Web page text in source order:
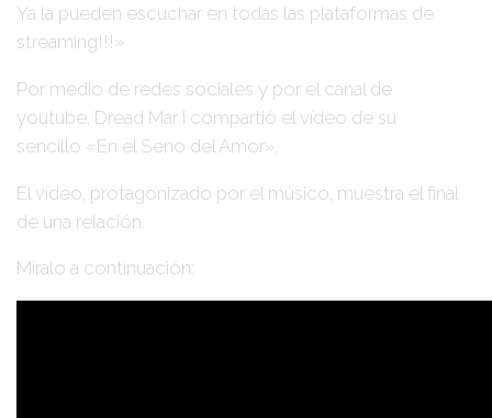
Ya la pueden escuchar en todas las plataformas de
streaming!!!»
Por medio de redes sociales y por el canal de
youtube, Dread Mar I compartió el vídeo de su
sencillo «En el Seno del Amor»
El vídeo, protagonizado por el músico, muestra el final
de una relación.
Míralo a continuación: